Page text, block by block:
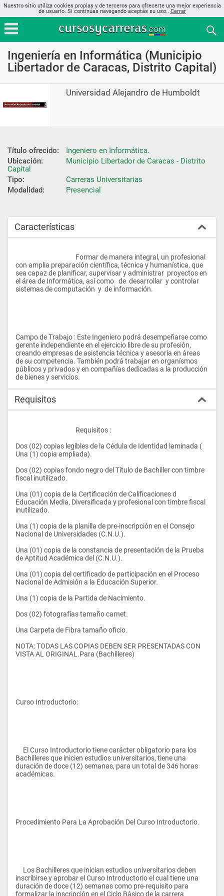
Nuestro sitio utiliza cookies propias y de terceros para ofrecerte una mejor experiencia
de usuario. Si continúas navegando aceptás su uso.. Cerrar
Ingeniería en Informática (Municipio
Libertador de Caracas, Distrito Capital)
Universidad Alejandro de Humboldt
Título ofrecido:
Ingeniero en Informática.
Ubicación:
Municipio Libertador de Caracas - Distrito
Capital
Tipo:
Carreras Universitarias
Modalidad:
Presencial
Características
con amplia preparación científica, técnica y humanística, que
sea capaz de planificar, supervisar y administrar  proyectos en
el área de Informática, así como   de  desarrollar  y controlar
sistemas de computación  y  de información.
Campo de Trabajo : Este Ingeniero podrá desempeñarse como
gerente independiente en el ejercicio libre de su profesión,
creando empresas de asistencia técnica y asesoría en áreas
de su competencia. También podrá trabajar en organísmos
públicos y privados y en compañías dedicadas a la producción
Requisitos
					Requisitos :
Dos (02) copias legibles de la Cédula de Identidad laminada (
Una (1) copia ampliada).
Dos (02) copias fondo negro del Título de Bachiller con timbre
fiscal inutilizado.
Una (01) copia de la Certificación de Calificaciones d
Educación Media, Diversificada y profesional con timbre fiscal
inutilizado.
Una (1) copia de la planilla de pre-inscripción en el Consejo
Nacional de Universidades (C.N.U.).
Una (01) copia de la constancia de presentación de la Prueba
de Aptitud Académica del (C.N.U.).
Una (01) copia del certificado de participación en el Proceso
Nacional de Admisión a la Educación Superior.
Una (1) copia de la Partida de Nacimiento.
Dos (02) fotografías tamaño carnet.
Una Carpeta de Fibra tamaño oficio.
NOTA: TODAS LAS COPIAS DEBEN SER PRESENTADAS CON
VISTA AL ORIGINAL.Para (Bachilleres)
Curso Introductorio:
Bachilleres que inicien estudios universitarios, tiene una
duración de doce (12) semanas, para un total de 346 horas
académicas.
Procedimiento Para La Aprobación Del Curso Introductorio.
inscribirse y aprobar el Curso Introductorio el cual tiene una
duración de doce (12) semanas como pre-requisito para
formalizar la inscripción en el Ciclo Básico de la carrera